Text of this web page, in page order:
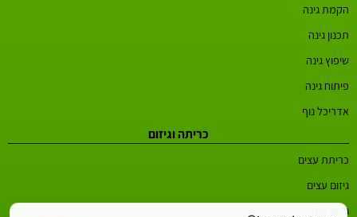
הקמת גינה
תכנון גינה
שיפוץ גינה
פיתוח גינה
אדריכל נוף
כריתה וגיזום
כריתת עצים
גיזום עצים
גיזום שיחים